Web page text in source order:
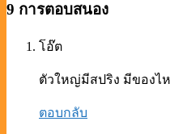
9 การตอบสนอง
โอ๊ต
ตัวใหญ่มีสปริง มีของไ
ตอบกลับ